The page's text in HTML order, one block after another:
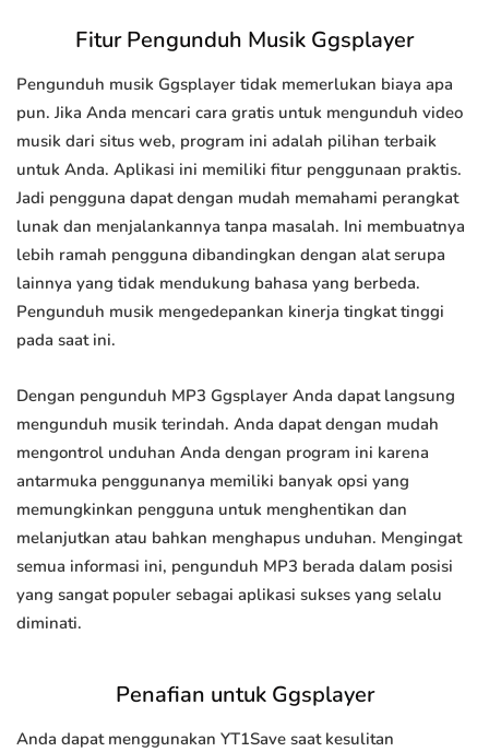
Fitur Pengunduh Musik Ggsplayer
Pengunduh musik Ggsplayer tidak memerlukan biaya apa
pun. Jika Anda mencari cara gratis untuk mengunduh video
musik dari situs web, program ini adalah pilihan terbaik
untuk Anda. Aplikasi ini memiliki fitur penggunaan praktis.
Jadi pengguna dapat dengan mudah memahami perangkat
lunak dan menjalankannya tanpa masalah. Ini membuatnya
lebih ramah pengguna dibandingkan dengan alat serupa
lainnya yang tidak mendukung bahasa yang berbeda.
Pengunduh musik mengedepankan kinerja tingkat tinggi
pada saat ini.
Dengan pengunduh MP3 Ggsplayer Anda dapat langsung
mengunduh musik terindah. Anda dapat dengan mudah
mengontrol unduhan Anda dengan program ini karena
antarmuka penggunanya memiliki banyak opsi yang
memungkinkan pengguna untuk menghentikan dan
melanjutkan atau bahkan menghapus unduhan. Mengingat
semua informasi ini, pengunduh MP3 berada dalam posisi
yang sangat populer sebagai aplikasi sukses yang selalu
diminati.
Penafian untuk Ggsplayer
Anda dapat menggunakan YT1Save saat kesulitan